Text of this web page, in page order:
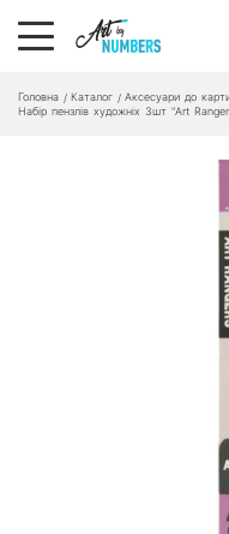
Головна / Каталог / Аксесуари до
Набір пензлів художніх 3шт "Art